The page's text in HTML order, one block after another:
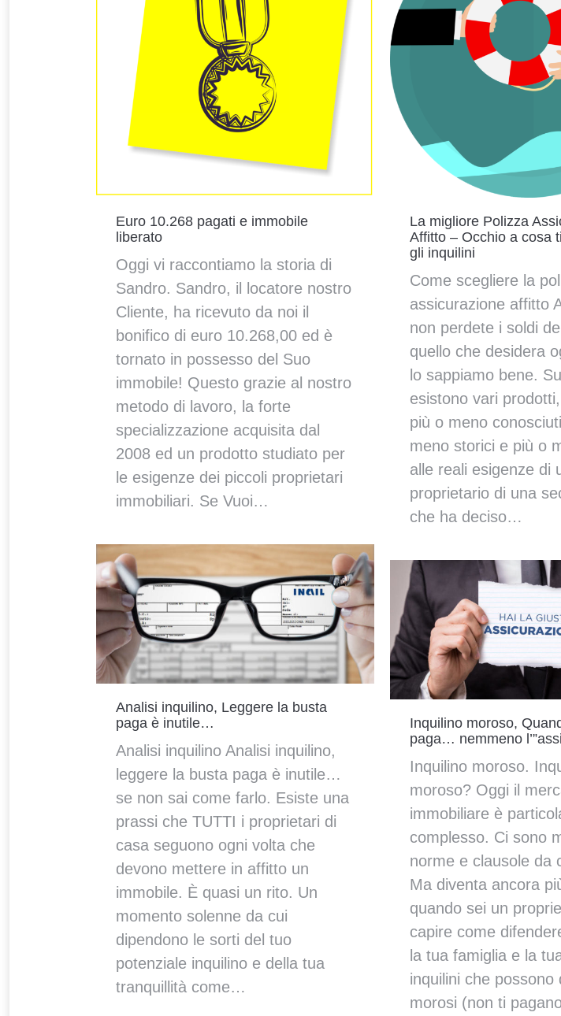
Euro 10.268 pagati e immobile
liberato
Oggi vi raccontiamo la storia di
Sandro. Sandro, il locatore nostro
Cliente, ha ricevuto da noi il
bonifico di euro 10.268,00 ed è
tornato in possesso del Suo
immobile! Questo grazie al nostro
metodo di lavoro, la forte
specializzazione acquisita dal
2008 ed un prodotto studiato per
le esigenze dei piccoli proprietari
immobiliari. Se Vuoi…
La migliore Polizza
Affitto – Occhio a cosa
gli inquilini
Come scegliere la
assicurazione affitto
non perdete i soldi
quello che desidera
lo sappiamo bene.
esistono vari
più o meno
meno storici e più o
alle reali esigenze di
proprietario di una
che ha deciso…
Analisi inquilino, Leggere la busta
paga è inutile…
Analisi inquilino Analisi inquilino,
leggere la busta paga è inutile…
se non sai come farlo. Esiste una
prassi che TUTTI i proprietari di
casa seguono ogni volta che
devono mettere in affitto un
immobile. È quasi un rito. Un
momento solenne da cui
dipendono le sorti del tuo
potenziale inquilino e della tua
tranquillità come…
Inquilino moroso,
paga… nemmeno
Inquilino moroso.
moroso? Oggi il
immobiliare è
complesso. Ci sono
norme e clausole da
Ma diventa ancora
quando sei un
capire come
la tua famiglia e la
inquilini che possono
morosi (non ti